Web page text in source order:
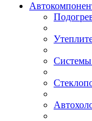
Системы